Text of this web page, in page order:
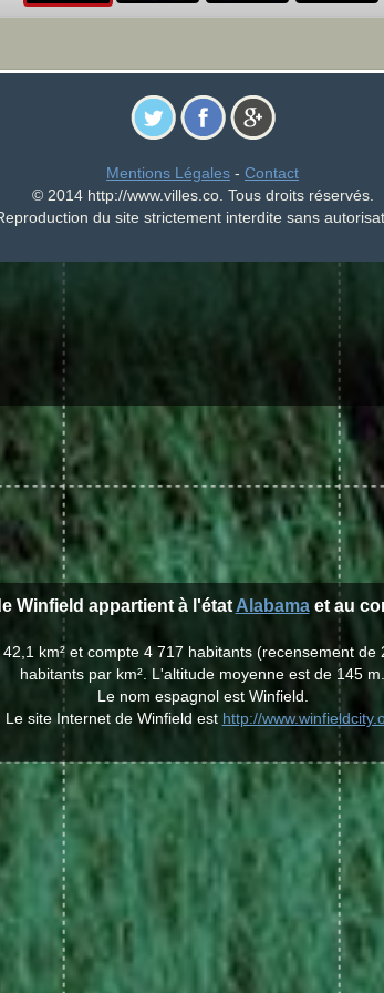
Mentions Légales - Contact
© 2014 http://www.villes.co. Tous droits réservés.
du site strictement interdite sans
Winfield appartient à l'état Alabamaet au
km² et compte 4 717 habitants (recensement
habitants par km². L'altitude moyenne est de 145 m.
Le nom espagnol est Winfield.
Le site Internet de Winfield est http://